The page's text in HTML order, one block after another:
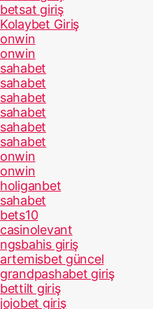
betsat giriş
Kolaybet Giriş
onwin
onwin
sahabet
sahabet
sahabet
sahabet
sahabet
sahabet
onwin
onwin
holiganbet
sahabet
bets10
casinolevant
ngsbahis giriş
artemisbet güncel
grandpashabet giriş
bettilt giriş
jojobet giriş